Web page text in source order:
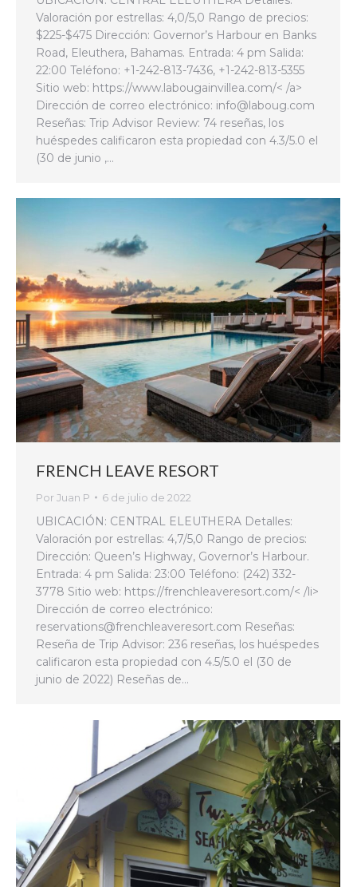
Valoración por estrellas: 4,0/5,0 Rango de precios:
$225-$475 Dirección: Governor’s Harbour en Banks
Road, Eleuthera, Bahamas. Entrada: 4 pm Salida:
22:00 Teléfono: +1-242-813-7436, +1-242-813-5355
Sitio web: https://www.labougainvillea.com/< /a>
Dirección de correo electrónico: info@laboug.com
Reseñas: Trip Advisor Review: 74 reseñas, los
huéspedes calificaron esta propiedad con 4.3/5.0 el
(30 de junio ,…
FRENCH LEAVE RESORT
PorJuan P 6 de julio de 2022
UBICACIÓN: CENTRAL ELEUTHERA Detalles:
Valoración por estrellas: 4,7/5,0 Rango de precios:
Dirección: Queen’s Highway, Governor’s Harbour.
Entrada: 4 pm Salida: 23:00 Teléfono: (242) 332-
3778 Sitio web: https://frenchleaveresort.com/< /li>
Dirección de correo electrónico:
reservations@frenchleaveresort.com Reseñas:
Reseña de Trip Advisor: 236 reseñas, los huéspedes
calificaron esta propiedad con 4.5/5.0 el (30 de
junio de 2022) Reseñas de…